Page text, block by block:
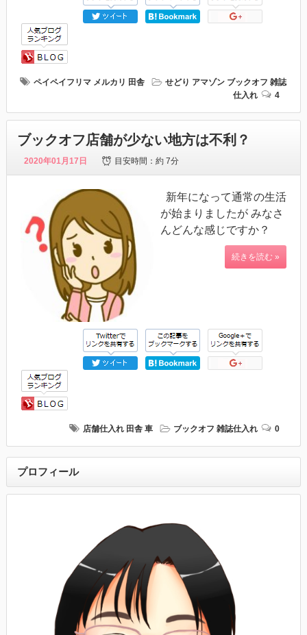
ペイペイフリマ メルカリ 田舎 せどり アマゾン ブックオフ 雑誌
仕入れ
4
ブックオフ店舗が少ない地方は不利？
2020年01月17日 目安時間：約 7分
新年になって通常の生活
が始まりましたが みなさ
んどんな感じですか？
続きを読む »
店舗仕入れ 田舎 車 ブックオフ 雑誌仕入れ 0
プロフィール